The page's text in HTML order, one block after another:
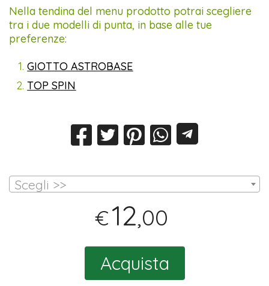
Nella tendina del menu prodotto potrai scegliere
tra i due modelli di punta, in base alle tue
preferenze:
GIOTTO ASTROBASE
TOP SPIN
Scegli >>
€12,00
Acquista